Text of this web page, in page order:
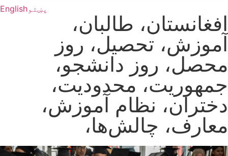
پښتوEnglish
افغانستان، طالبان،
آموزش، تحصیل، روز
محصل، روز دانشجو،
جمهوریت، محدودیت،
دختران، نظام آموزش،
معارف، چالش‌ها،